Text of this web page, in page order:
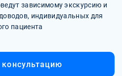
зависимому экскурсию и
индивидуальных для
пациента
консультацию